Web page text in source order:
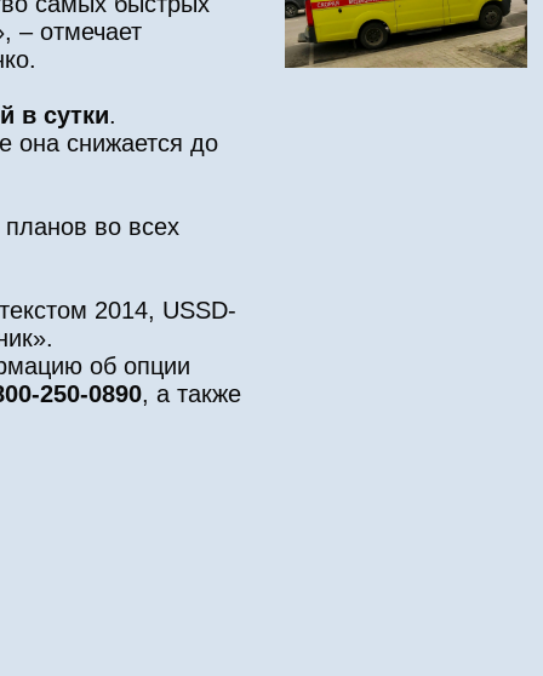
– отмечает
в сутки.
она снижается до
во всех
2014, USSD-
об опции
250-0890, а также